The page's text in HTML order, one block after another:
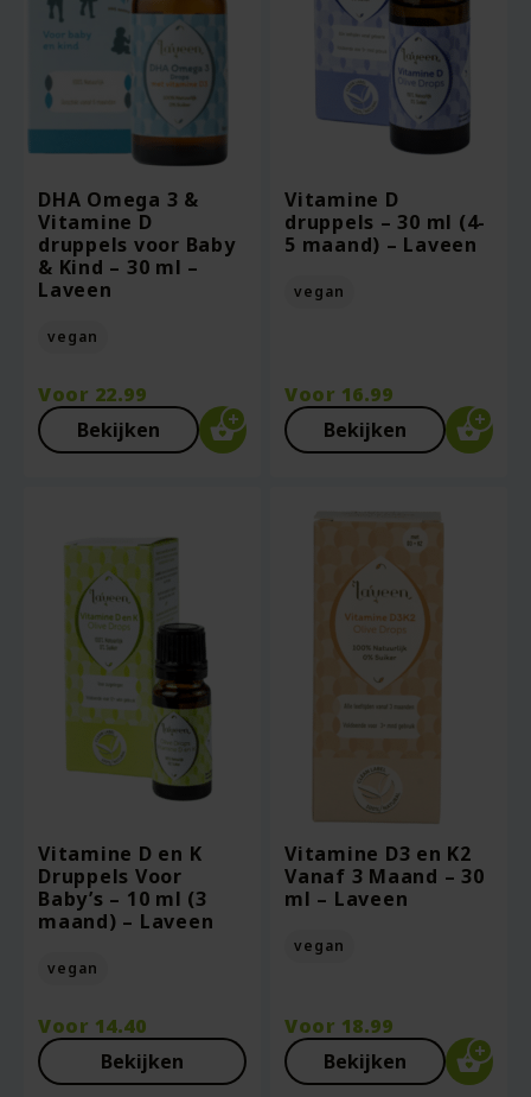
DHA Omega 3 &
Vitamine D
druppels voor Baby
& Kind – 30 ml –
Laveen
vegan
Voor 22.99
Bekijken
Vitamine D
druppels – 30 ml (4-
5 maand) – Laveen
vegan
Voor 16.99
Bekijken
Vitamine D en K
Druppels Voor
Baby’s – 10 ml (3
maand) – Laveen
vegan
Voor 14.40
Bekijken
Vitamine D3 en K2
Vanaf 3 Maand – 30
ml – Laveen
vegan
Voor 18.99
Bekijken